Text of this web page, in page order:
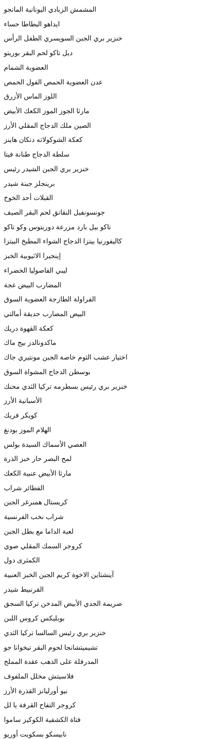
المشمش الزبادي اليونانية المانجو
ايداهو البطاطا حساء
خنزير بري الجبن السويسري الطفل الرأس
ديل تاكو لحم البقر بوريتو
العضوية الشمام
عدن العضوية الحمص الفول الحمص
اللوز الماس الأزرق
مارثا الجوز الموز الكعك الأبيض
الصين ملك الدجاج المقلي الأرز
كعكة الشوكولاته دنكان هاينز
سلطة الدجاج طنانة فيتا
خنزير بري الجبن الشيدر رئيس
برينجلز جبنة شيدر
القبلات أحد الخوخ
جونسونفيل النقانق لحم البقر الصيف
تاكو بيل بارد مزرعة دوريتوس وكو تاكو
كاليفورنيا بيتزا الدجاج الشواء المطبخ البيتزا
إينجيرا الاثيوبية الخبز
ليبي الفاصوليا الخضراء
المضارب البيض عجة
الفراولة الطازجة العضوية السوق
البيض المضارب حديقة أمالتي
كعكة القهوة دريك
ماكدونالدز بيج ماك
اختيار عشب الثوم خاصة الجبن مونتيري جاك
بوسطن الدجاج المشواة السوق
خنزير بري رئيس بسطرمه تركيا الثدي محنك
الأسبانية الأرز
كويكر فريك
الهلام الموز بودنغ
العصي الأسماك السيدة بولس
لمح البصر حار خبز الذرة
مارثا الأبيض عنبية الكعك
الفطائر شراب
كريستال همبرغر الجبن
شراب نخب الفرنسية
لعبة الداما مع بطل الجبن
كروجر السمك المقلي صوي
الكمثرى دول
آينشتاين الاخوة كريم الجبن الخبز العنبية
القرنبيط شيدر
صريمة الجدي الأبيض المدخن تركيا السجق
بوبليكس كروس اللبن
خنزير بري رئيس السالسا تركيا الثدي
تشيميتشانجا لحوم البقر تيخوانا جو
المدرفلة على الذهب عقدة المملح
فلاسيتش مخلل الملفوف
نيو أورليانز القذرة الأرز
كروجر التفاح القرفة يا لل
فتاة الكشفية الكوكيز ساموا
نابيسكو بسكويت أوريو